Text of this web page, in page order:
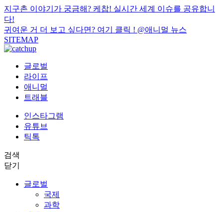
지구촌 이야기가 궁금해? 케찹! 실시간 세계 이슈를 공유합니
다!
귀여운 거 더 보고 싶다면? 여기 클릭 ! @애니멀 뉴스
SITEMAP
글로벌
라이프
애니멀
트래블
인스타그램
유튜브
틱톡
검색
닫기
글로벌
국제
과학